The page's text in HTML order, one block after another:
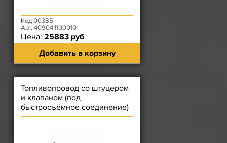
Код 00385
Арт. 40904.1100010
Цена: 25883 руб
Добавить в корзину
Топливопровод со штуцером
и клапаном (под
быстросъёмное соединение)
ЗМЗ-40522, 4062